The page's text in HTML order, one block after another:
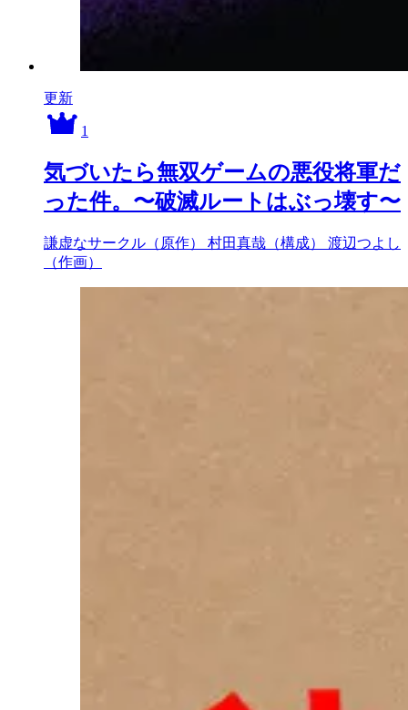
更新
1
気づいたら無双ゲームの悪役将軍だ
った件。〜破滅ルートはぶっ壊す〜
謙虚なサークル（原作） 村田真哉（構成） 渡辺つよし
（作画）